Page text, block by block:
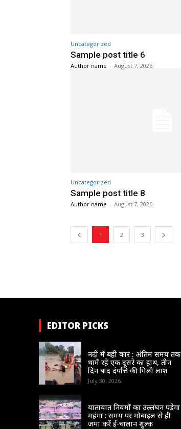
Uncategorized
Sample post title 6
Author name - August 7, 2026
Uncategorized
Sample post title 8
Author name - August 7, 2026
1 2 3
EDITOR PICKS
नदी में बही कार : अंतिम समय तक
थामें रहे एक दूसरे का हाथ, तीन
दिन बाद दंपत्ति की मिली लाश
July 30, 2026
यातायात नियमों का उल्लंघन पड़ेगा
महंगा : समय पर मोबाइल से ही
जमा करें ई-चालान शुल्क